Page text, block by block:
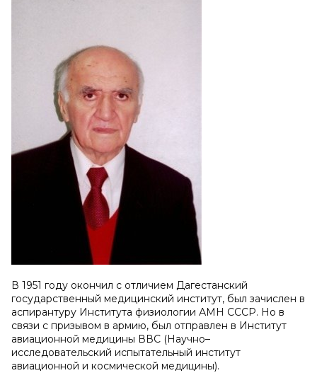
В 1951 году окончил с отличием Дагестанский
государственный медицинский институт, был зачислен в
аспирантуру Института физиологии АМН СССР. Но в
связи с призывом в армию, был отправлен в Институт
авиационной медицины ВВС (Научно–
исследовательский испытательный институт
авиационной и космической медицины).